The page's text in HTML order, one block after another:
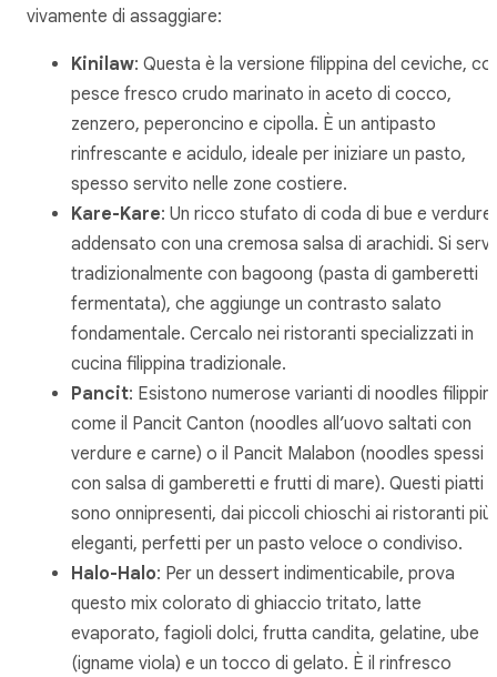
vivamente di assaggiare:
Kinilaw: Questa è la versione filippina del ceviche,
pesce fresco crudo marinato in aceto di cocco,
zenzero, peperoncino e cipolla. È un antipasto
rinfrescante e acidulo, ideale per iniziare un pasto,
spesso servito nelle zone costiere.
Kare-Kare: Un ricco stufato di coda di bue e verdure,
addensato con una cremosa salsa di arachidi. Si
tradizionalmente con bagoong (pasta di gamberetti
fermentata), che aggiunge un contrasto salato
fondamentale. Cercalo nei ristoranti specializzati in
cucina filippina tradizionale.
Pancit: Esistono numerose varianti di noodles
come il Pancit Canton (noodles all’uovo saltati con
verdure e carne) o il Pancit Malabon (noodles spessi
con salsa di gamberetti e frutti di mare). Questi piatti
sono onnipresenti, dai piccoli chioschi ai ristoranti più
eleganti, perfetti per un pasto veloce o condiviso.
Halo-Halo: Per un dessert indimenticabile, prova
questo mix colorato di ghiaccio tritato, latte
evaporato, fagioli dolci, frutta candita, gelatine, ube
(igname viola) e un tocco di gelato. È il rinfresco